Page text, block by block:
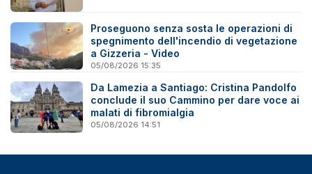
Proseguono senza sosta le operazioni di
spegnimento dell'incendio di vegetazione
a Gizzeria - Video
05/08/2026 15:35
Da Lamezia a Santiago: Cristina Pandolfo
conclude il suo Cammino per dare voce ai
malati di fibromialgia
05/08/2026 14:51